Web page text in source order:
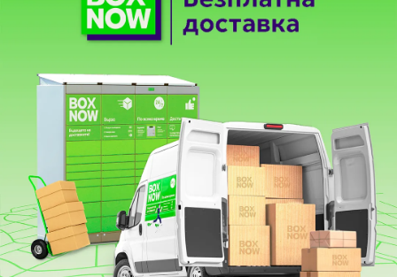
€1,000.06 - €1,100.05
Black
Dark Blue
Количество
Наличен
Няма наличност